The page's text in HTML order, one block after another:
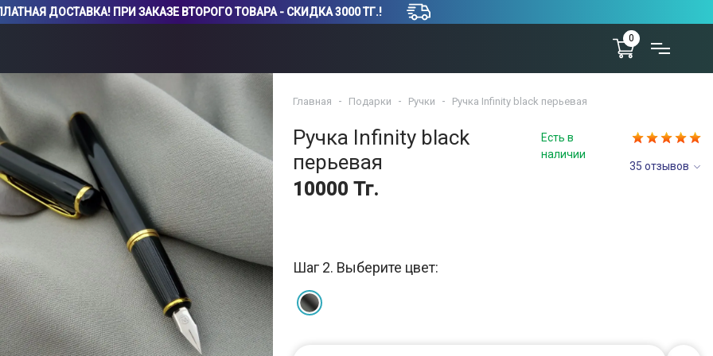
ДОСТАВКА! ПРИ ЗАКАЗЕ ВТОРОГО ТОВАРА - СКИДКА 3000 ТГ.!
0
Главная Подарки Ручки Ручка Infinity black перьевая
Ручка Infinity black
перьевая
Есть в
наличии
35 отзывов
10000 Тг.
Шаг 2. Выберите цвет: